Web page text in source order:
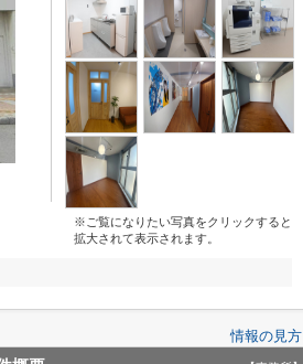
※ご覧になりたい写真をクリックすると
拡大されて表示されます。
情報の見方